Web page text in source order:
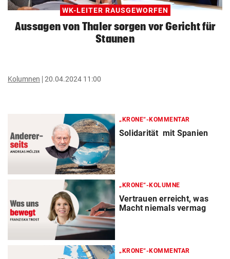
WK-LEITER RAUSGEWORFEN
Aussagen von Thaler sorgen vor Gericht für
Staunen
Kolumnen 20.04.2024 11:00
„KRONE“-KOMMENTAR
Solidarität mit Spanien
„KRONE“-KOLUMNE
Vertrauen erreicht, was
Macht niemals vermag
„KRONE“-KOMMENTAR